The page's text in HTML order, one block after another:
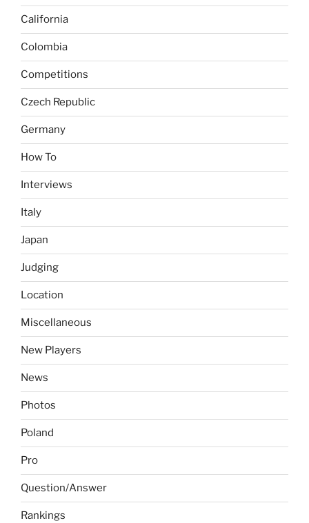
California
Colombia
Competitions
Czech Republic
Germany
How To
Interviews
Italy
Japan
Judging
Location
Miscellaneous
New Players
News
Photos
Poland
Pro
Question/Answer
Rankings